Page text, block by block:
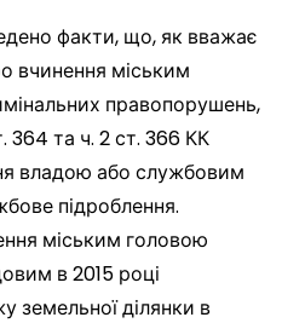
факти, що, як вважає
вчинення міським
правопорушень,
364 та ч. 2 ст. 366 КК
владою або службовим
підроблення.
міським головою
в 2015 році
земельної ділянки в